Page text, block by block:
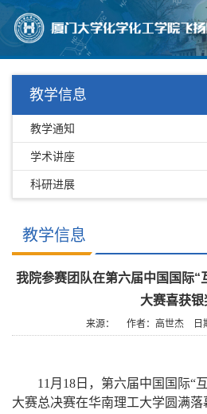
教学信息
教学通知
学术讲座
科研进展
教学信息
我院参赛团队在第六届中国国际“
大赛喜获银
来源： 作者：高世杰 日
11 月 18 日，第六届中国国际“
大赛总决赛在华南理工大学圆满